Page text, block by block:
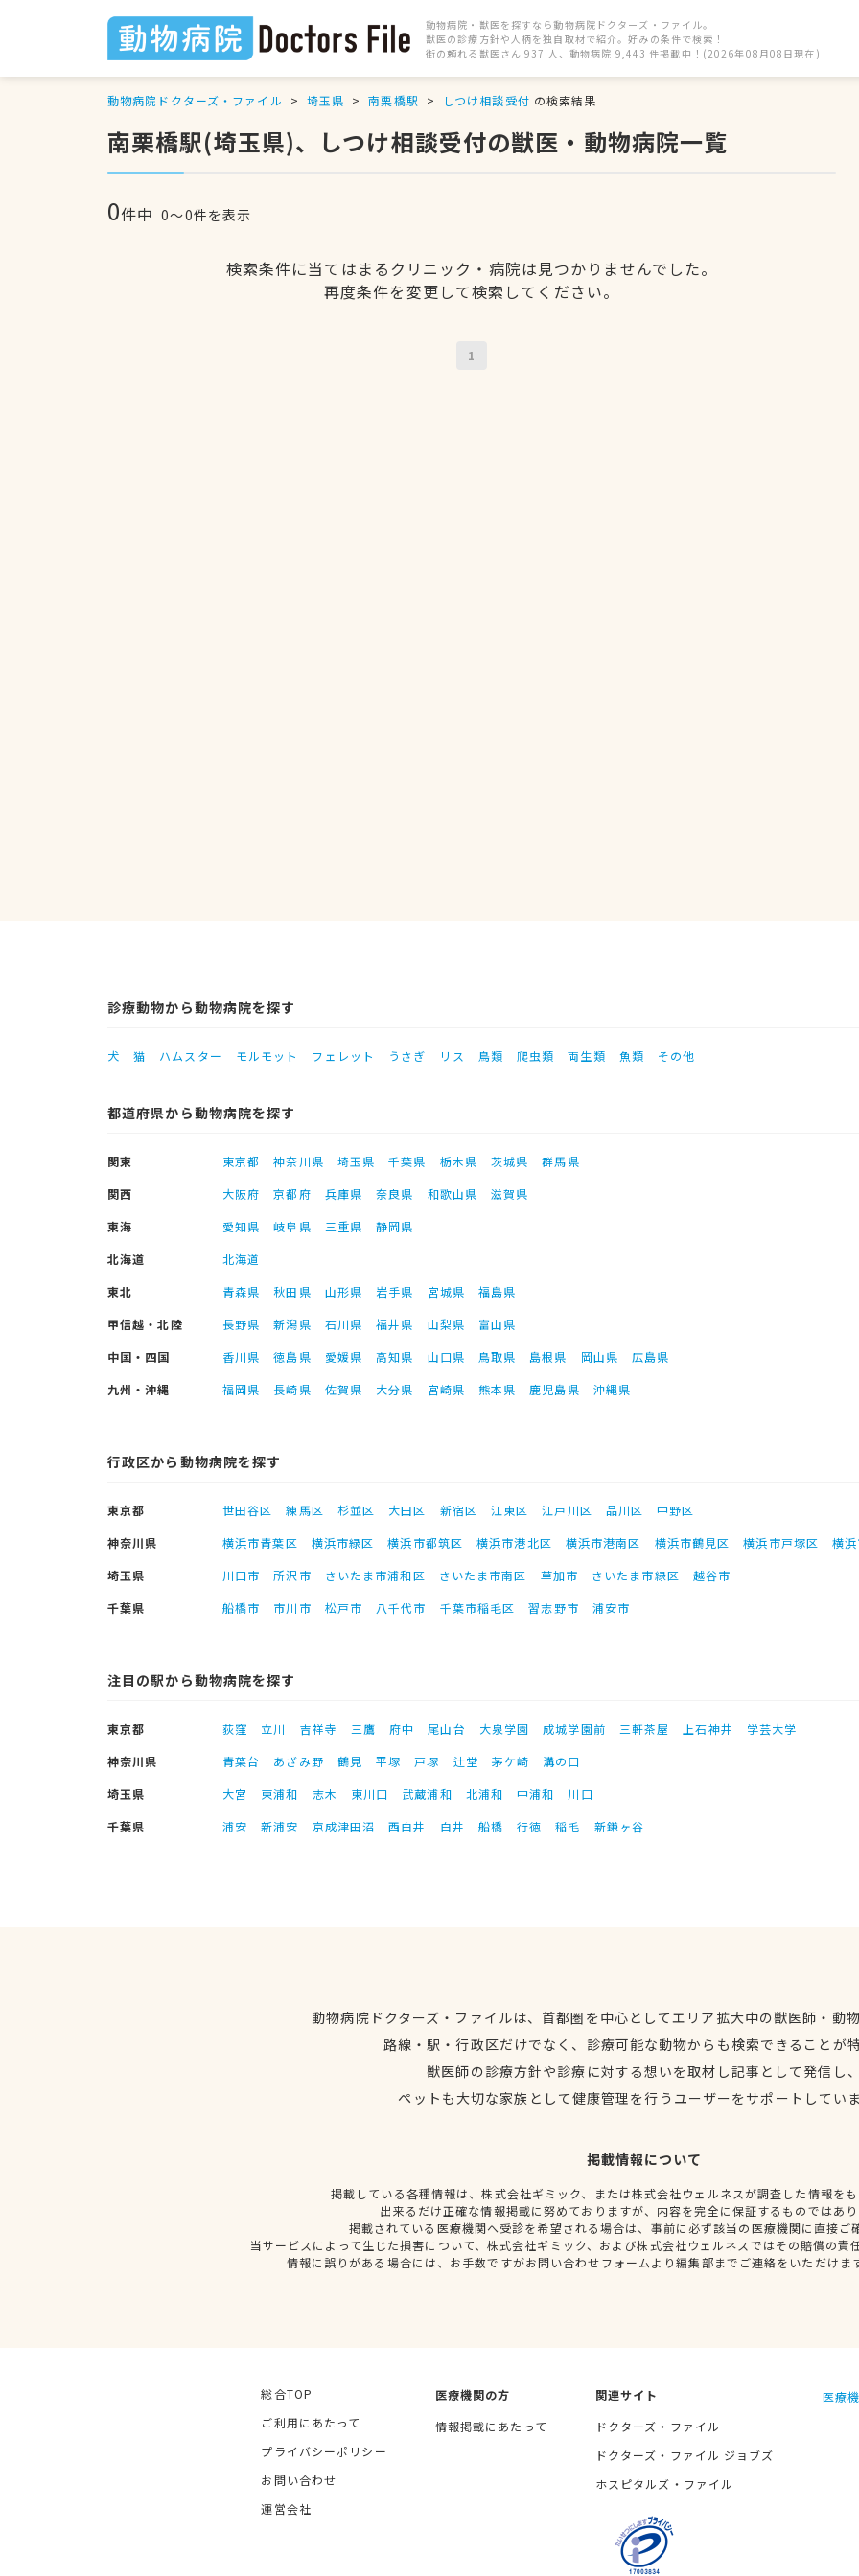
動物病院・獣医を探すなら動物病院ドクターズ・ファイル。
獣医の診療方針や人柄を独自取材で紹介。好みの条件で検索！
街の頼れる獣医さん 937 人、動物病院 9,443 件掲載中！(2026年08月08日現在)
動物病院ドクターズ・ファイル 埼玉県 南栗橋駅 しつけ相談受付 の検索結果
南栗橋駅(埼玉県)、しつけ相談受付の獣医・動物病院一覧
0件中 0〜0件を表示
検索条件に当てはまるクリニック・病院は見つかりませんでした。
再度条件を変更して検索してください。
1
診療動物から動物病院を探す
犬 猫 ハムスター モルモット フェレット うさぎ リス 鳥類 爬虫類 両生類 魚類 その他
都道府県から動物病院を探す
関東 東京都 神奈川県 埼玉県 千葉県 栃木県 茨城県
群馬県
関西
大阪府 京都府 兵庫県 奈良県 和歌山県
滋賀県
東海
愛知県 岐阜県 三重県
静岡県
北海道
北海道
東北
青森県 秋田県 山形県 岩手県 宮城県
福島県
甲信越・北陸
長野県 新潟県 石川県 福井県 山梨県
富山県
中国・四国
香川県 徳島県 愛媛県 高知県 山口県 鳥取県 島根県 岡山県
広島県
九州・沖縄
福岡県 長崎県 佐賀県 大分県 宮崎県 熊本県 鹿児島県 沖縄県
行政区から動物病院を探す
東京都 世田谷区 練馬区 杉並区 大田区 新宿区 江東区 江戸川区 品川区
中野区
神奈川県
横浜市青葉区 横浜市緑区 横浜市都筑区 横浜市港北区 横浜市港南区 横浜市鶴見区 横浜市戸塚区
横
埼玉県
川口市 所沢市 さいたま市浦和区 さいたま市南区 草加市 さいたま市緑区
越谷市
千葉県
船橋市 市川市 松戸市 八千代市 千葉市稲毛区 習志野市 浦安市
注目の駅から動物病院を探す
東京都 荻窪 立川 吉祥寺 三鷹 府中 尾山台 大泉学園 成城学園前 三軒茶屋 上石神井
学芸大学
神奈川県
青葉台 あざみ野 鶴見 平塚 戸塚 辻堂 茅ケ崎
溝の口
埼玉県
大宮 東浦和 志木 東川口 武蔵浦和 北浦和 中浦和
川口
千葉県
浦安 新浦安 京成津田沼 西白井 白井 船橋 行徳 稲毛 新鎌ヶ谷
動物病院ドクターズ・ファイルは、首都圏を中心としてエリア拡大中の獣医師・動
路線・駅・行政区だけでなく、診療可能な動物からも検索できることが
獣医師の診療方針や診療に対する想いを取材し記事として発信し
ペットも大切な家族として健康管理を行うユーザーをサポートしてい
掲載情報について
掲載している各種情報は、株式会社ギミック、または株式会社ウェルネスが調査した情報を
出来るだけ正確な情報掲載に努めておりますが、内容を完全に保証するものではあ
掲載されている医療機関へ受診を希望される場合は、事前に必ず該当の医療機関に直接ご
当サービスによって生じた損害について、株式会社ギミック、および株式会社ウェルネスではその賠償の責
情報に誤りがある場合には、お手数ですがお問い合わせフォームより編集部までご連絡をいただけま
総合TOP
ご利用にあたって
プライバシーポリシー
お問い合わせ
運営会社
医療機関の方
情報掲載にあたって
関連サイト
ドクターズ・ファイル
ドクターズ・ファイル ジョブズ
ホスピタルズ・ファイル
医療